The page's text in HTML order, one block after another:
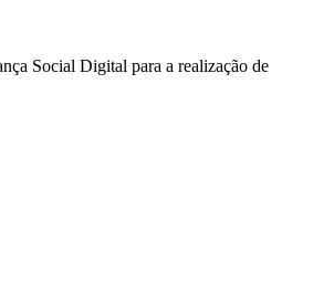
Social Digital para a realização de